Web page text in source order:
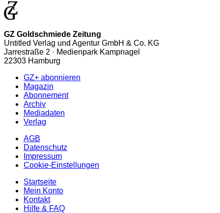
GZ Goldschmiede Zeitung
Untitled Verlag und Agentur GmbH & Co. KG
Jarrestraße 2 · Medienpark Kampnagel
22303 Hamburg
GZ+ abonnieren
Magazin
Abonnement
Archiv
Mediadaten
Verlag
AGB
Datenschutz
Impressum
Cookie-Einstellungen
Startseite
Mein Konto
Kontakt
Hilfe & FAQ